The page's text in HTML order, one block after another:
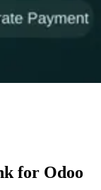
for Odoo